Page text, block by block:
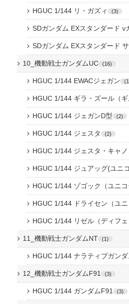
HGUC 1/144 リ・ガズィ 3
SDガンダム EXスタンダード ν
SDガンダム EXスタンダード
10_機動戦士ガンダムUC 16
HGUC 1/144 EWACジェガン 1
HGUC 1/144 ギラ・ズール（ギ
HGUC 1/144 ジェガンD型 2
HGUC 1/144 ジェスタ 2
HGUC 1/144 ジェスタ・キャノ
HGUC 1/144 ジュアッグ(ユニ
HGUC 1/144 ゾゴック（ユニコ
HGUC 1/144 ドライセン（ユニ
HGUC 1/144 リゼル（ディフェ
11_機動戦士ガンダムNT 1
HGUC 1/144 ナラティブガン
12_機動戦士ガンダムF91 3
HGUC 1/144 ガンダムF91 3